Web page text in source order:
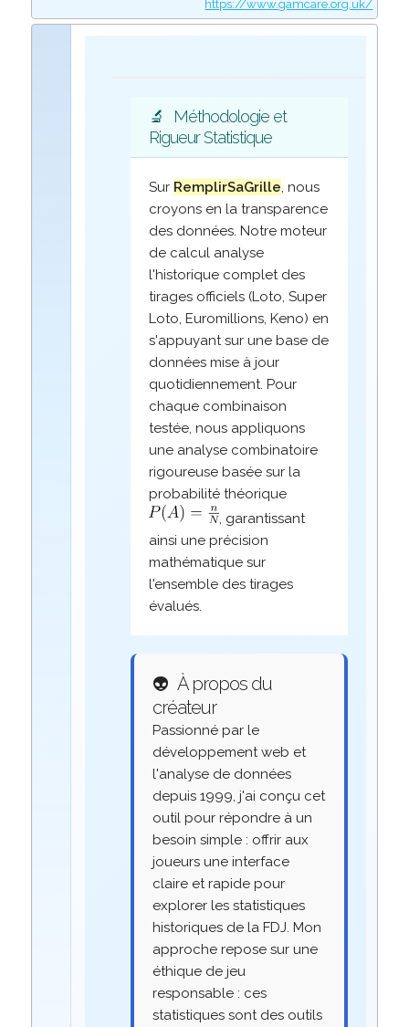
https://www.gamcare.org.uk/
🔬
Méthodologie et
Rigueur Statistique
Sur RemplirSaGrille, nous
croyons en la transparence
des données. Notre moteur
de calcul analyse
l'historique complet des
tirages officiels (Loto, Super
Loto, Euromillions, Keno) en
s'appuyant sur une base de
données mise à jour
quotidiennement. Pour
chaque combinaison
testée, nous appliquons
une analyse combinatoire
rigoureuse basée sur la
probabilité théorique
, garantissant
ainsi une précision
mathématique sur
l'ensemble des tirages
évalués.
👽 À propos du
créateur
Passionné par le
développement web et
l'analyse de données
depuis 1999, j'ai conçu cet
outil pour répondre à un
besoin simple : offrir aux
joueurs une interface
claire et rapide pour
explorer les statistiques
historiques de la FDJ. Mon
approche repose sur une
éthique de jeu
responsable : ces
statistiques sont des outils